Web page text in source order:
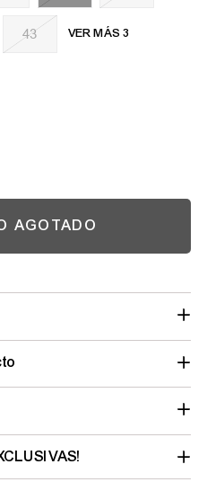
43 VER MÁS 3
AGOTADO